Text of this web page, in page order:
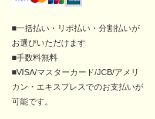
■一括払い・リボ払い・分割払いが
お選びいただけます
■手数料無料
■VISA/マスターカード/JCB/アメリ
カン・エキスプレスでのお支払いが
可能です。